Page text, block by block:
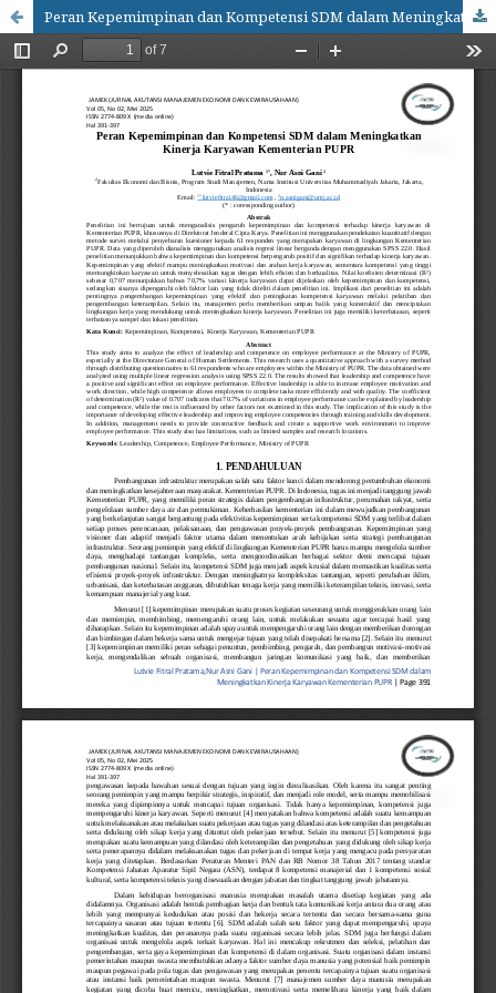
Peran Kepemimpinan dan Kompetensi SDM dalam Meningkatkan Kinerja Karyawan Kementerian PUPR